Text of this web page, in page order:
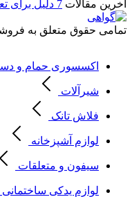
آخرین مقالات 7 دلیل برای تعویض سیفون در آستانه سال جدید
تمامی حقوق متعلق به
اکسسوری حمام و
شیرآلات
فلاش تانک
لوازم آشپزخانه
سیفون و متعلقات
لوازم یدکی ساختمانی